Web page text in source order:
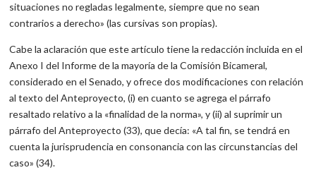
situaciones no regladas legalmente, siempre que no sean
contrarios a derecho» (las cursivas son propias).
Cabe la aclaración que este artículo tiene la redacción incluida en el
Anexo I del Informe de la mayoría de la Comisión Bicameral,
considerado en el Senado, y ofrece dos modificaciones con relación
al texto del Anteproyecto, (i) en cuanto se agrega el párrafo
resaltado relativo a la «finalidad de la norma», y (ii) al suprimir un
párrafo del Anteproyecto (33), que decía: «A tal fin, se tendrá en
cuenta la jurisprudencia en consonancia con las circunstancias del
caso» (34).